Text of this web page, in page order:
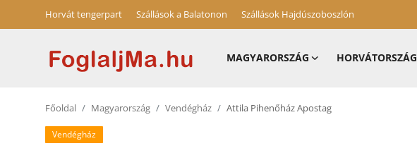
Horvát tengerpart Szállások a Balatonon Szállások Hajdúszoboszlón
MAGYARORSZÁG HORVÁTORSZÁG
Főoldal Magyarország Vendégház Attila Pihenőház Apostag
Vendégház